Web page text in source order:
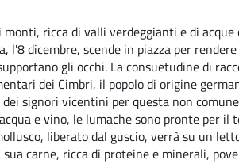
ricca di valli verdeggianti e di
dicembre, scende in piazza per
gli occhi. La consuetudine di
dei Cimbri, il popolo di origine
signori vicentini per questa non
e vino, le lumache sono pronte per
liberato dal guscio, verrà su un
carne, ricca di proteine e minerali,